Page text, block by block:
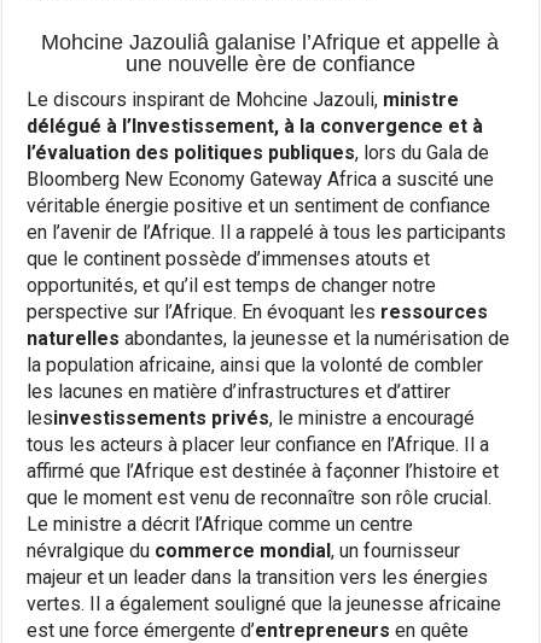
Mohcine Jazouliâ galanise l’Afrique et appelle à
une nouvelle ère de confiance
Le discours inspirant de Mohcine Jazouli, ministre
délégué à l’Investissement, à la convergence et à
l’évaluation des politiques publiques, lors du Gala de
Bloomberg New Economy Gateway Africa a suscité une
véritable énergie positive et un sentiment de confiance
en l’avenir de l’Afrique. Il a rappelé à tous les participants
que le continent possède d’immenses atouts et
opportunités, et qu’il est temps de changer notre
perspective sur l’Afrique. En évoquant les ressources
naturelles abondantes, la jeunesse et la numérisation de
la population africaine, ainsi que la volonté de combler
les lacunes en matière d’infrastructures et d’attirer
lesinvestissements privés, le ministre a encouragé
tous les acteurs à placer leur confiance en l’Afrique. Il a
affirmé que l’Afrique est destinée à façonner l’histoire et
que le moment est venu de reconnaître son rôle crucial.
Le ministre a décrit l’Afrique comme un centre
névralgique du commerce mondial, un fournisseur
majeur et un leader dans la transition vers les énergies
vertes. Il a également souligné que la jeunesse africaine
est une force émergente d’entrepreneursen quête